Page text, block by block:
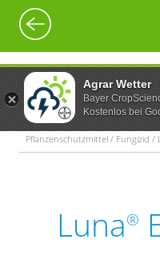
Agrar Wetter
Bayer
Kostenlos bei
Pflanzenschutzmittel / Fungizid /
Luna®